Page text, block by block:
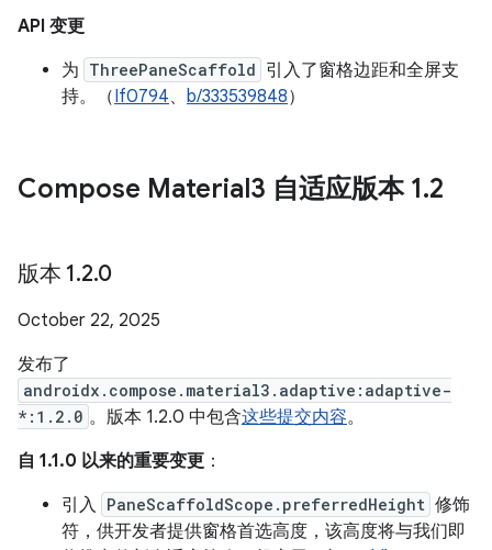
API 变更
为 ThreePaneScaffold 引入了窗格边距和全屏支
持。（If0794、 b/333539848）
Compose Material3 自适应版本 1.2
版本 1.2.0
October 22, 2025
发布了
androidx.compose.material3.adaptive:adaptive-
*:1.2.0 。版本 1.2.0 中包含这些提交内容。
自 1.1.0 以来的重要变更 ：
引入 PaneScaffoldScope.preferredHeight 修饰
符，供开发者提供窗格首选高度，该高度将与我们即